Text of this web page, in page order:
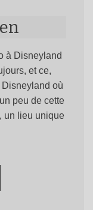
à Disneyland
et ce,
où
peu de cette
un lieu unique